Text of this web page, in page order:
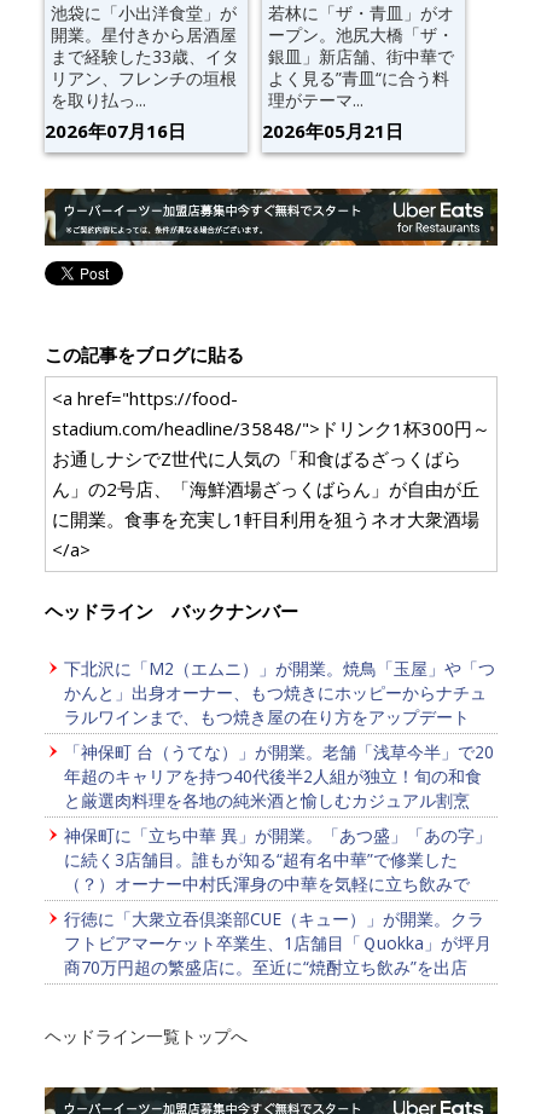
池袋に「小出洋食堂」が
開業。星付きから居酒屋
まで経験した33歳、イタ
リアン、フレンチの垣根
を取り払っ...
2026年07月16日
若林に「ザ・青皿」がオ
ープン。池尻大橋「ザ・
銀皿」新店舗、街中華で
よく見る”青皿“に合う料
理がテーマ...
2026年05月21日
この記事をブログに貼る
<a href="https://food-
stadium.com/headline/35848/">ドリンク1杯300円～
お通しナシでZ世代に人気の「和食ばるざっくばら
ん」の2号店、「海鮮酒場ざっくばらん」が自由が丘
に開業。食事を充実し1軒目利用を狙うネオ大衆酒場
</a>
ヘッドライン バックナンバー
下北沢に「M2（エムニ）」が開業。焼鳥「玉屋」や「つ
かんと」出身オーナー、もつ焼きにホッピーからナチュ
ラルワインまで、もつ焼き屋の在り方をアップデート
「神保町 台（うてな）」が開業。老舗「浅草今半」で20
年超のキャリアを持つ40代後半2人組が独立！旬の和食
と厳選肉料理を各地の純米酒と愉しむカジュアル割烹
神保町に「立ち中華 異」が開業。「あつ盛」「あの字」
に続く3店舗目。誰もが知る“超有名中華”で修業した
（？）オーナー中村氏渾身の中華を気軽に立ち飲みで
行徳に「大衆立吞倶楽部CUE（キュー）」が開業。クラ
フトビアマーケット卒業生、1店舗目「Ｑuokka」が坪月
商70万円超の繁盛店に。至近に“焼酎立ち飲み”を出店
ヘッドライン一覧トップへ